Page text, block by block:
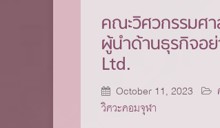
คณะวิศวกรรมศ
ผู้นำด้านธุรกิจอ
Ltd.
October 11, 2023
วิศวะคอมจุฬา